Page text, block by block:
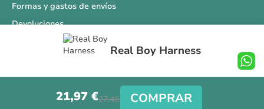
Real Boy Harness
21,97 €27,46 € COMPRAR
Formas y gastos de envíos
Devoluciones
Información Tallas
Nuestra Tienda
Aviso Legal